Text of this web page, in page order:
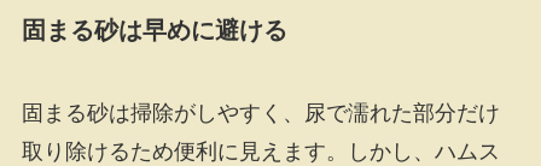
固まる砂は早めに避ける
固まる砂は掃除がしやすく、尿で濡れた部分だけ
取り除けるため便利に見えます。しかし、ハムス